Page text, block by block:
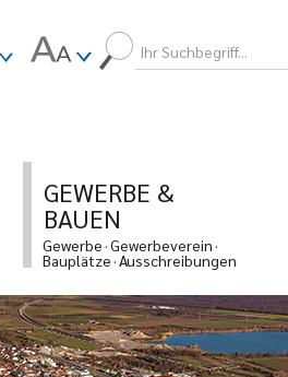
GEWERBE &
BAUEN
Gewerbe Gewerbeverein
Bauplätze Ausschreibungen